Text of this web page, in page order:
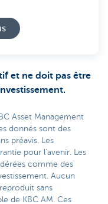
et ne doit pas être
Asset Management
donnés sont des
préavis. Les
pour l'avenir. Les
comme des
Aucun
sans
de KBC AM. Ces